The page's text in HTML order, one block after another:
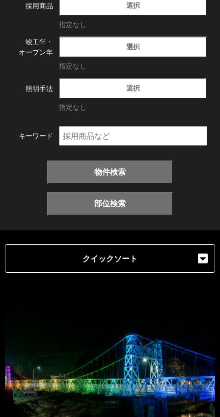
採用商品 選択
指定なし
竣工年・
オープン年
選択
指定なし
照明手法 選択
指定なし
キーワード
物件検索
部位検索
クイックソート